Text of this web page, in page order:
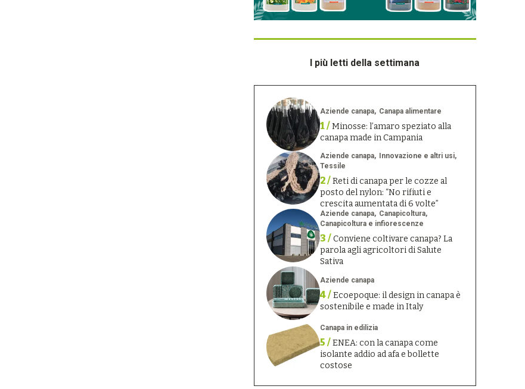
I più letti della settimana
Aziende canapa Canapa alimentare
1 /Minosse: l’amaro speziato alla
canapa made in Campania
Aziende canapa
Innovazione e altri usi
Tessile
2 /Reti di canapa per le cozze al
posto del nylon: “No rifiuti e
crescita aumentata di 6 volte”
Aziende canapa
Canapicoltura
Canapicoltura e infiorescenze
3 /Conviene coltivare canapa? La
parola agli agricoltori di Salute
Sativa
Aziende canapa
4 /Ecoepoque: il design in canapa è
sostenibile e made in Italy
Canapa in edilizia
5 /ENEA: con la canapa come
isolante addio ad afa e bollette
costose